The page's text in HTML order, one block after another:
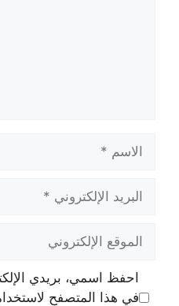
الإلكتروني
الإلكتروني
احفظ اسمي، بريدي
في هذا المتصفح